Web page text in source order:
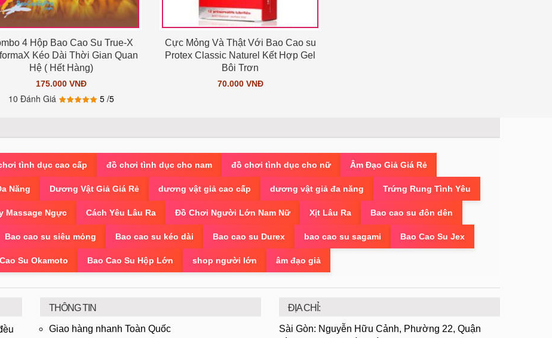
4 Hộp Bao Cao Su True-X
Kéo Dài Thời Gian Quan
Hệ ( Hết Hàng)
175.000 VNĐ
10 Đánh Giá 5 /5
Cực Mỏng Và Thật Với Bao Cao su
Protex Classic Naturel Kết Hợp Gel
Bôi Trơn
70.000 VNĐ
tình dục cao cấp đồ chơi tình dục cho nam đồ chơi tình dục cho nữ Âm Đạo Giả Giá Rẻ
Năng Dương Vật Giả Giá Rẻ dương vật giả cao cấp dương vật giả đa năng Trứng Rung Tình Yêu
Massage Ngực Cách Yêu Lâu Ra Đồ Chơi Người Lớn Nam Nữ Xịt Lâu Ra Bao cao su đôn dên
Bao cao su siêu mỏng Bao cao su kéo dài Bao cao su Durex bao cao su sagami Bao Cao Su Jex
Su Okamoto Bao Cao Su Hộp Lớn shop người lớn âm đạo giả
THÔNG TIN
Giao hàng nhanh Toàn Quốc
ĐỊA CHỈ:
Sài Gòn: Nguyễn Hữu Cảnh, Phường 22, Quận